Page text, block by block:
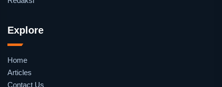
Explore
Home
Articles
Contact Us